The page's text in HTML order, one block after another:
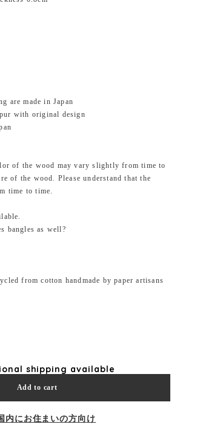
are made in Japan
with original design
of the wood may vary slightly from time to
of the wood. Please understand that the
time to time.
bangles as well?
from cotton handmade by paper artisans
shipping available
Add to cart
内にお住まいの方向け